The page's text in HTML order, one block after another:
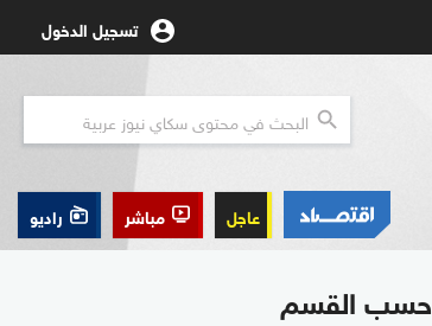
تسجيل الدخول
عاجل مباشر راديو
حسب القسم